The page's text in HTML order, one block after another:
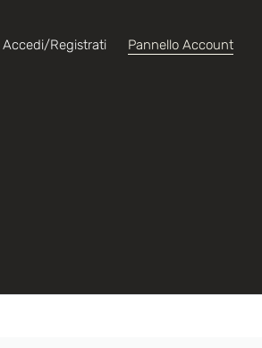
Accedi/Registrati Pannello Account